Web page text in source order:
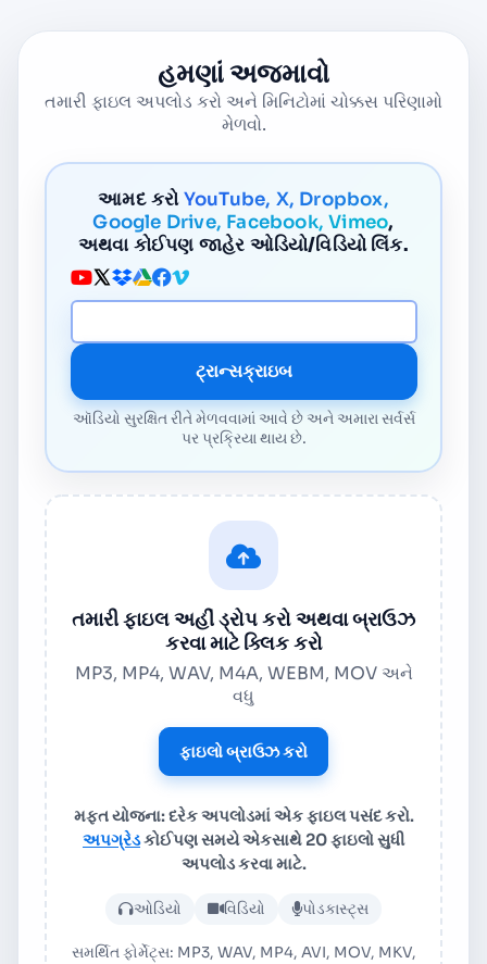
હમણાં અજમાવો
તમારી ફાઇલ અપલોડ કરો અને મિનિટોમાં ચોક્કસ પરિણામો
મેળવો.
આમદ કરોYouTube, X, Dropbox,
Google Drive, Facebook, Vimeo,
અથવા કોઈપણ જાહેર ઓડિયો/વિડિયો લિંક.
મીડિયા URL
ટ્રાન્સક્રાઇબ
ઑડિયો સુરક્ષિત રીતે મેળવવામાં આવે છે અને અમારા સર્વર્સ
પર પ્રક્રિયા થાય છે.
તમારી ફાઇલ અહીં ડ્રોપ કરો અથવા બ્રાઉઝ
કરવા માટે ક્લિક કરો
MP3, MP4, WAV, M4A, WEBM, MOV અને
વધુ
ફાઇલો બ્રાઉઝ કરો
મફત યોજના: દરેક અપલોડમાં એક ફાઇલ પસંદ કરો.
અપગ્રેડકોઈપણ સમયે એકસાથે 20 ફાઇલો સુધી
અપલોડ કરવા માટે.
ઑડિયો અથવા વિડિયો ફાઇલ
ઓડિયો વિડિયો પોડકાસ્ટ્સ
સમર્થિત ફોર્મેટ્સ: MP3, WAV, MP4, AVI, MOV, MKV,